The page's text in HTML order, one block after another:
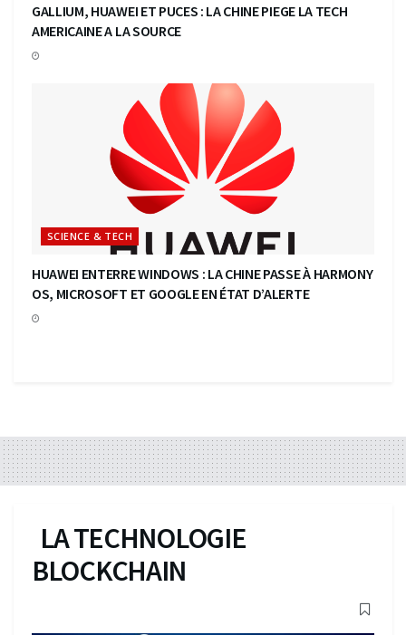
GALLIUM, HUAWEI ET PUCES : LA CHINE PIEGE LA TECH
AMERICAINE A LA SOURCE
SCIENCE & TECH
HUAWEI ENTERRE WINDOWS : LA CHINE PASSE À HARMONY
OS, MICROSOFT ET GOOGLE EN ÉTAT D’ALERTE
LA TECHNOLOGIE
BLOCKCHAIN